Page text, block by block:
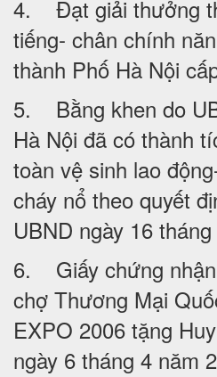
4. Đạt giải thưởng
tiếng- chân chính
thành Phố Hà Nội
5. Bằng khen do
Hà Nội đã có thành
toàn vệ sinh lao
cháy nổ theo quyết
UBND ngày 16
6. Giấy chứng
chợ Thương Mại
EXPO 2006 tặng
ngày 6 tháng 4 năm